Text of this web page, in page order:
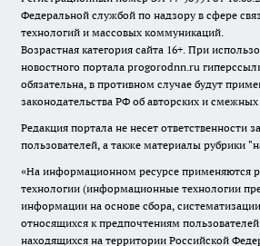
Федеральной службой по надзору в сфере
технологий и массовых коммуникаций.
Возрастная категория сайта 16+. При
новостного портала progorodnn.ru
обязательна, в противном случае будут
законодательства РФ об авторских и смежных
Редакция портала не несет ответственности
пользователей, а также материалы рубрики
«На информационном ресурсе применяются
технологии (информационные технологии
информации на основе сбора,
относящихся к предпочтениям
находящихся на территории Российской